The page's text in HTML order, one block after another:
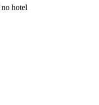
hotel